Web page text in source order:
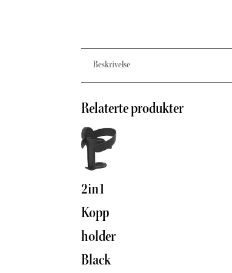
Beskrivelse
Relaterte produkter
2in1
Kopp
holder
Black